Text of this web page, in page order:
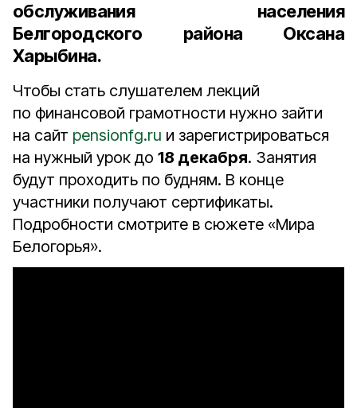
обслуживания населения
Белгородского района Оксана
Харыбина.
Чтобы стать слушателем лекций
по финансовой грамотности нужно зайти
на сайт pensionfg.ru и зарегистрироваться
на нужный урок до 18 декабря. Занятия
будут проходить по будням. В конце
участники получают сертификаты.
Подробности смотрите в сюжете «Мира
Белогорья».